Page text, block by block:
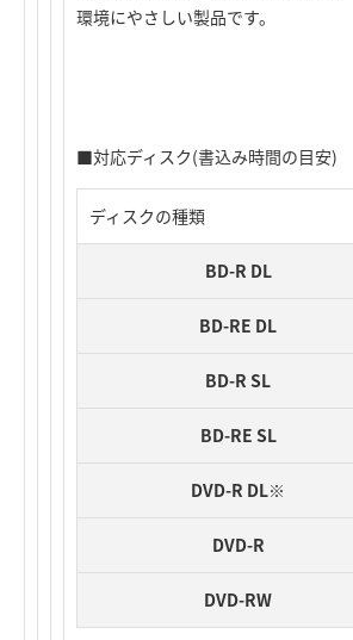
環境にやさしい製品です。
■対応ディスク(書込み時間の目安)
ディスクの種類
BD-R DL
BD-RE DL
BD-R SL
BD-RE SL
DVD-R DL※
DVD-R
DVD-RW